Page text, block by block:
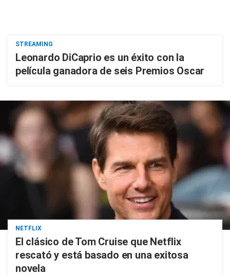
STREAMING
Leonardo DiCaprio es un éxito con la
película ganadora de seis Premios Oscar
NETFLIX
El clásico de Tom Cruise que Netflix
rescató y está basado en una exitosa
novela